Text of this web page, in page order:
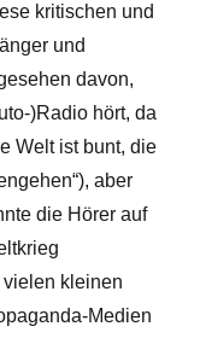
kritischen und
und
davon,
)Radio hört, da
Welt ist bunt, die
aber
die Hörer auf
kleinen
Medien